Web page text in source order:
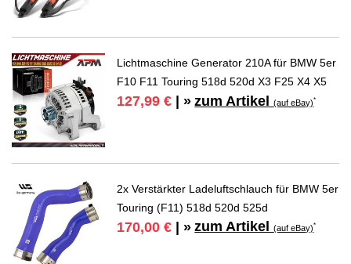
Lichtmaschine Generator 210A für BMW 5er
F10 F11 Touring 518d 520d X3 F25 X4 X5
127,99 € | » zum Artikel(auf eBay)*
2x Verstärkter Ladeluftschlauch für BMW 5er
Touring (F11) 518d 520d 525d
170,00 € | » zum Artikel(auf eBay)*